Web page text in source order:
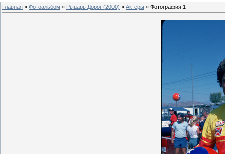
Главная » Фотоальбом » Рыцарь Дорог (2000) » Актеры » Фотография 1